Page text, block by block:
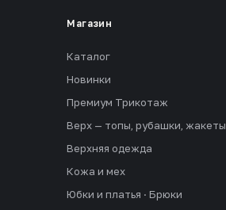
Магазин
Каталог
Новинки
Премиум Трикотаж
Верх — топы, рубашки, жакеты
Верхняя одежда
Кожа и мех
Юбки и платья · Брюки